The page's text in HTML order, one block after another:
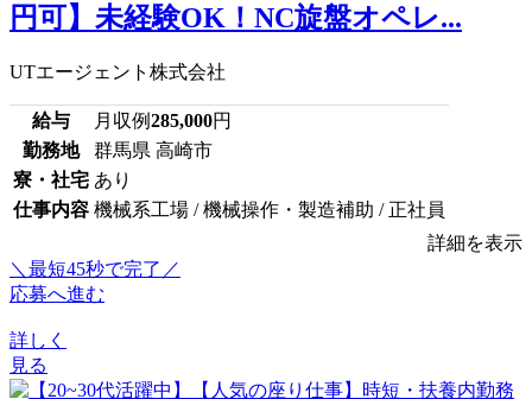
円可】未経験OK！NC旋盤オペレ...
UTエージェント株式会社
給与 月収例285,000円
勤務地
群馬県 高崎市
寮・社宅 あり
仕事内容 機械系工場 / 機械操作・製造補助 / 正社員
詳細を表示
＼最短45秒で完了／
応募へ進む
詳しく
見る